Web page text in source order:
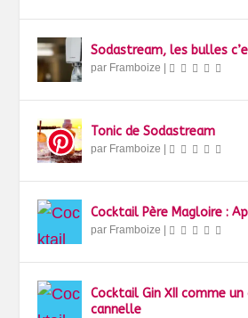
Sodastream, les bulles
par Framboize |
Tonic de Sodastream
par Framboize |
Cocktail Père Magloire :
par Framboize |
Cocktail Gin XII comme
cannelle